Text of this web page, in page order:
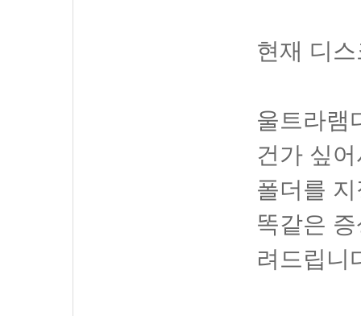
현재 디
울트라램
건가 싶
폴더를
똑같은
려드립니